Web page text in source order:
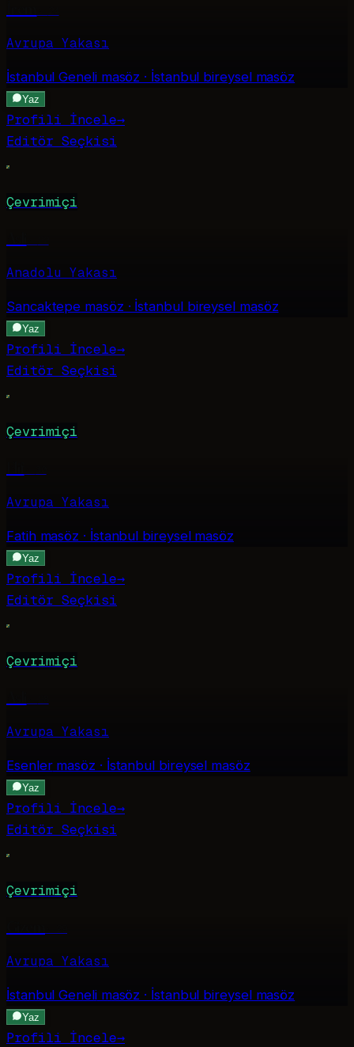
Avrupa Yakası
İstanbul Genelimasöz · İstanbul bireysel masöz
Yaz
Profili İncele→
Editör Seçkisi
Çevrimiçi
Anadolu Yakası
Sancaktepe masöz · İstanbul bireysel masöz
Yaz
Profili İncele→
Editör Seçkisi
Çevrimiçi
Avrupa Yakası
Fatihmasöz · İstanbul bireysel masöz
Yaz
Profili İncele→
Editör Seçkisi
Çevrimiçi
Avrupa Yakası
Esenlermasöz · İstanbul bireysel masöz
Yaz
Profili İncele→
Editör Seçkisi
Çevrimiçi
Avrupa Yakası
İstanbul Genelimasöz · İstanbul bireysel masöz
Yaz
Profili İncele→